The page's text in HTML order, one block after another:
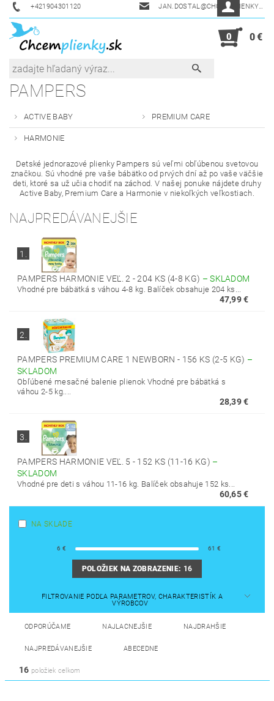
+421904301120 JAN.DOSTAL@CHCEMPLIENKY.SK
0 0 €
PAMPERS
ACTIVE BABY PREMIUM CARE
HARMONIE
Detské jednorazové plienky Pampers sú veľmi obľúbenou svetovou
značkou. Sú vhodné pre vaše bábätko od prvých dní až po vaše väčšie
deti, ktoré sa už učia chodiť na záchod. V našej ponuke nájdete druhy
Active Baby, Premium Care a Harmonie v niekoľkých veľkostiach.
NAJPREDÁVANEJŠIE
1.
PAMPERS HARMONIE VEĽ. 2 - 204 KS (4-8 KG) –SKLADOM
Vhodné pre bábätká s váhou 4-8 kg. Balíček obsahuje 204 ks...
47,99 €
2.
PAMPERS PREMIUM CARE 1 NEWBORN - 156 KS (2-5 KG) –
SKLADOM
Obľúbené mesačné balenie plienok Vhodné pre bábätká s
váhou 2-5 kg....
28,39 €
3.
PAMPERS HARMONIE VEĽ. 5 - 152 KS (11-16 KG) –
SKLADOM
Vhodné pre deti s váhou 11-16 kg. Balíček obsahuje 152 ks...
60,65 €
NA SKLADE
6 € 61 €
POLOŽIEK NA ZOBRAZENIE: 16
FILTROVANIE PODĽA PARAMETROV, CHARAKTERISTÍK A
VÝROBCOV
ODPORÚČAME NAJLACNEJŠIE NAJDRAHŠIE
NAJPREDÁVANEJŠIE ABECEDNE
16 položiek celkom